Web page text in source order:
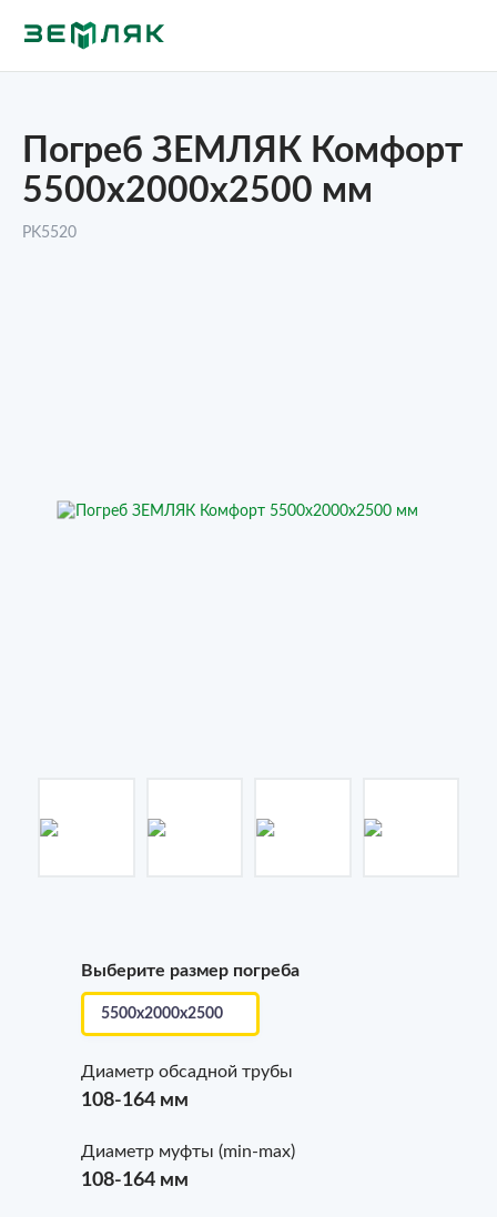
Погреб ЗЕМЛЯК Комфорт
5500x2000x2500 мм
PK5520
Выберите размер погреба
Диаметр обсадной трубы
108-164 мм
Диаметр муфты (min-max)
108-164 мм